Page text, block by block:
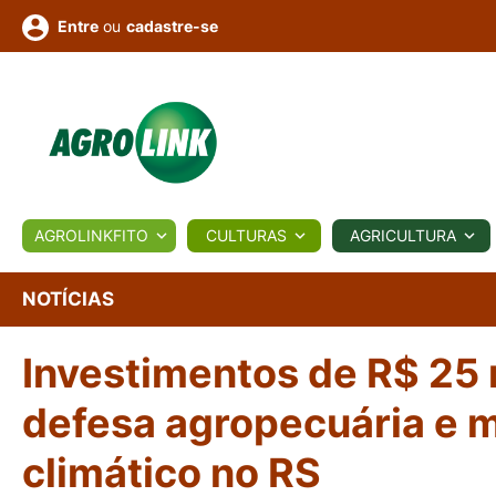
BIOLÓGICOS COTAÇÕES NOTÍCIAS
Conversor Colunistas Eventos
Fotos
e
Vídeos
Entre ou cadastre-se
AGROLINKFITO CULTURAS AGRICULTURA
NOTÍCIAS
Investimentos de R$
defesa agropecuária e
climático no RS